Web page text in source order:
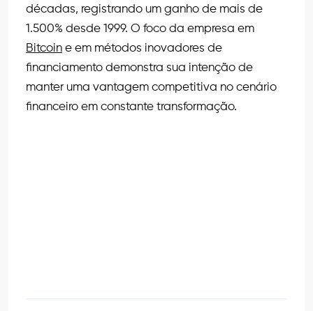
décadas, registrando um ganho de mais de
1.500% desde 1999. O foco da empresa em
Bitcoin e em métodos inovadores de
financiamento demonstra sua intenção de
manter uma vantagem competitiva no cenário
financeiro em constante transformação.